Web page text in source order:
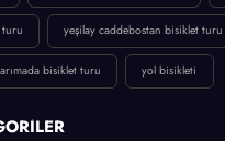
turu yeşilay caddebostan bisiklet turu
bisiklet turu yol bisikleti